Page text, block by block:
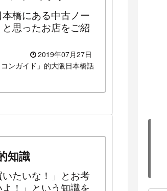
橋にある中古ノー
思ったお店をご紹
2019年07月27日
ンガイド」的大阪日本橋話
知識
たいな！」とお考
！」という知識を